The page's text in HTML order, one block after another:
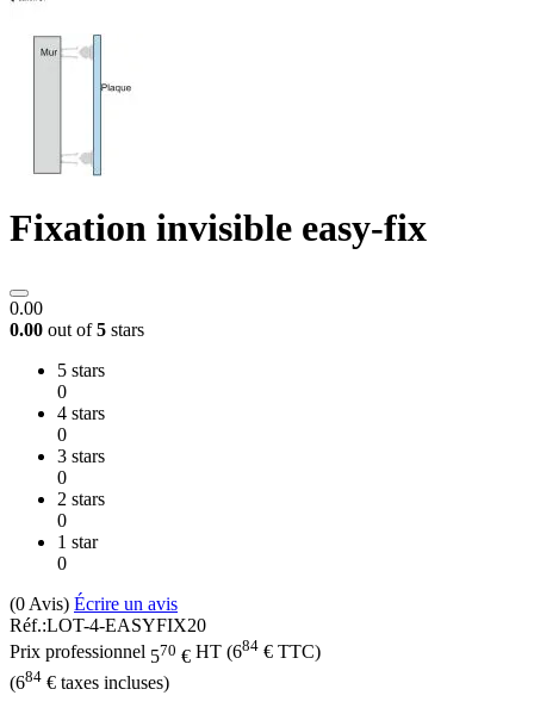
Fixation invisible easy-fix
0.00
0.00 out of5 stars
5 stars
0
4 stars
0
3 stars
0
2 stars
0
1 star
0
(0 Avis) Écrire un avis
Réf.:LOT-4-EASYFIX20
Prix professionnel 570 € HT (684 € TTC)
(684 € taxes incluses)